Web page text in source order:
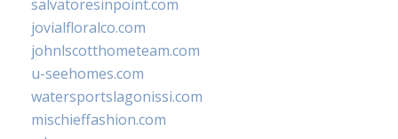
salvatoresinpoint.com
jovialfloralco.com
johnlscotthometeam.com
u-seehomes.com
watersportslagonissi.com
mischieffashion.com